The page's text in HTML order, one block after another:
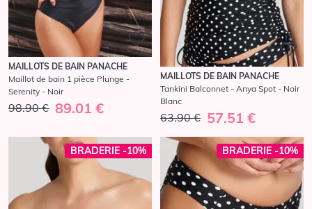
MAILLOTS DE BAIN PANACHE
Maillot de bain 1 pièce Plunge -
Serenity - Noir
98.90 € 89.01 €
MAILLOTS DE BAIN PANACHE
Tankini Balconnet - Anya Spot - Noir
Blanc
63.90 € 57.51 €
BRADERIE -10% BRADERIE -10%